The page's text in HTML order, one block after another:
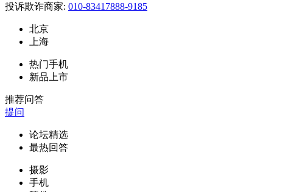
投诉欺诈商家: 010-83417888-9185
北京
上海
热门手机
新品上市
推荐问答
提问
论坛精选
最热回答
摄影
手机